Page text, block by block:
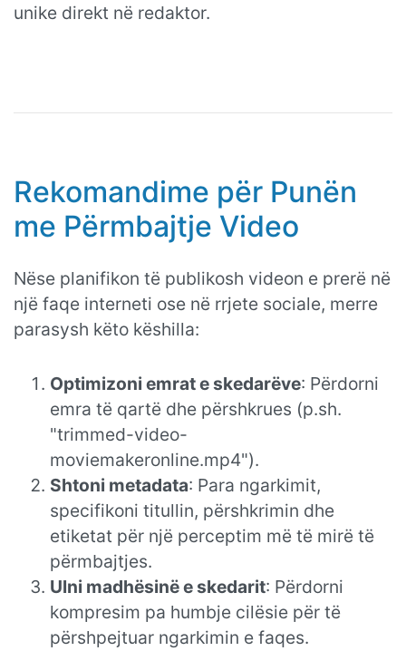
unike direkt në redaktor.
Rekomandime për Punën
me Përmbajtje Video
Nëse planifikon të publikosh videon e prerë në
një faqe interneti ose në rrjete sociale, merre
parasysh këto këshilla:
Optimizoni emrat e skedarëve: Përdorni
emra të qartë dhe përshkrues (p.sh.
"trimmed-video-
moviemakeronline.mp4").
Shtoni metadata: Para ngarkimit,
specifikoni titullin, përshkrimin dhe
etiketat për një perceptim më të mirë të
përmbajtjes.
Ulni madhësinë e skedarit: Përdorni
kompresim pa humbje cilësie për të
përshpejtuar ngarkimin e faqes.